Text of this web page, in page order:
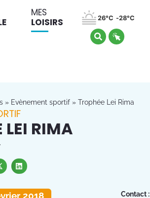
MES
LOISIRS
26°C 28°C
» Evènement sportif » Trophée Lei Rima
LEI RIMA
2018
Contact :